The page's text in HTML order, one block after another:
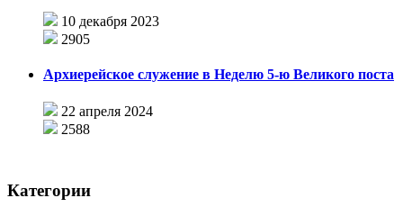
10 декабря 2023
2905
Архиерейское служение в Неделю 5-ю Великого поста
22 апреля 2024
2588
Категории